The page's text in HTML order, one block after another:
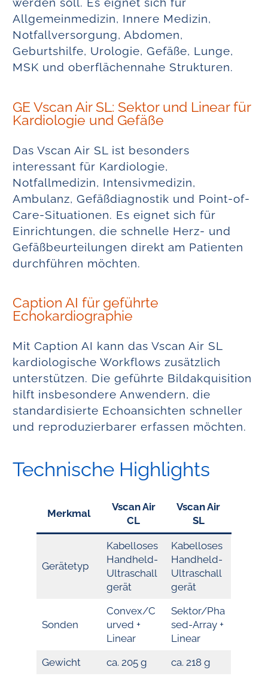
werden soll. Es eignet sich für
Allgemeinmedizin, Innere Medizin,
Notfallversorgung, Abdomen,
Geburtshilfe, Urologie, Gefäße, Lunge,
MSK und oberflächennahe Strukturen.
GE Vscan Air SL: Sektor und Linear für
Kardiologie und Gefäße
Das Vscan Air SL ist besonders
interessant für Kardiologie,
Notfallmedizin, Intensivmedizin,
Ambulanz, Gefäßdiagnostik und Point-of-
Care-Situationen. Es eignet sich für
Einrichtungen, die schnelle Herz- und
Gefäßbeurteilungen direkt am Patienten
durchführen möchten.
Caption AI für geführte
Echokardiographie
Mit Caption AI kann das Vscan Air SL
kardiologische Workflows zusätzlich
unterstützen. Die geführte Bildakquisition
hilft insbesondere Anwendern, die
standardisierte Echoansichten schneller
und reproduzierbarer erfassen möchten.
Technische Highlights
Merkmal
Vscan Air
CL
Vscan Air
SL
Gerätetyp
Kabelloses
Handheld-
Ultraschall
gerät
Kabelloses
Handheld-
Ultraschall
gerät
Sonden
Convex/C
urved +
Linear
Sektor/Pha
sed-Array +
Linear
Gewicht
ca. 205 g
ca. 218 g